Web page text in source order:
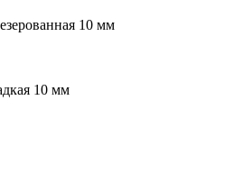
10 мм
10 мм